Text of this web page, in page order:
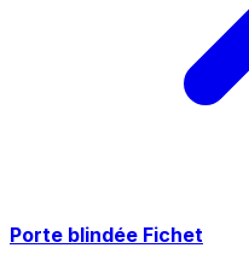
Porte blindée Fichet